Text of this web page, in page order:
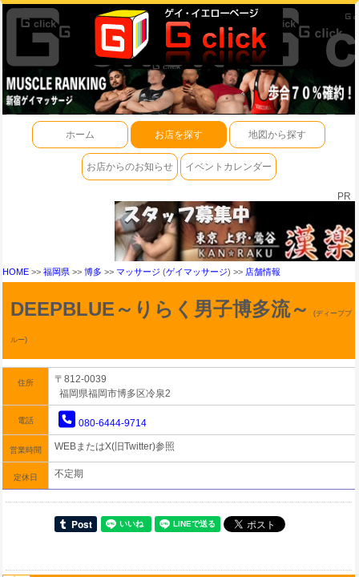
ホーム お店を探す 地図から探す
お店からのお知らせ イベントカレンダー
PR
HOME >> 福岡県 >> 博多 >> マッサージ (ゲイマッサージ) >> 店舗情報
DEEPBLUE～りらく男子博多流～ (ディープブ
ルー)
住所
〒812-0039
福岡県福岡市博多区冷泉2
電話 080-6444-9714
営業時間 WEBまたはX(旧Twitter)参照
定休日 不定期